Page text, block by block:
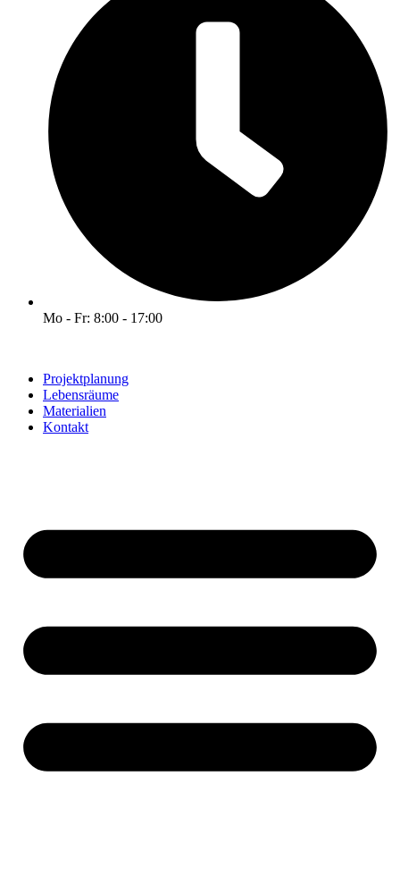
Mo - Fr: 8:00 - 17:00
Projektplanung
Lebensräume
Materialien
Kontakt